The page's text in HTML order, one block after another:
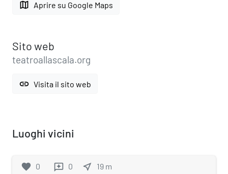
map Aprire su Google Maps
Sito web
teatroallascala.org
link Visita il sito web
Luoghi vicini
favorite 0 reviews 0 near_me 19 m